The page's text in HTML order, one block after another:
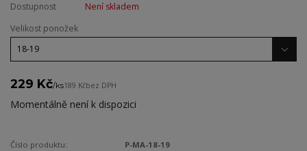
Dostupnost
Není skladem
Velikost ponožek
229 Kč/ks189 Kčbez DPH
Momentálně není k dispozici
Číslo produktu:
P-MA-18-19